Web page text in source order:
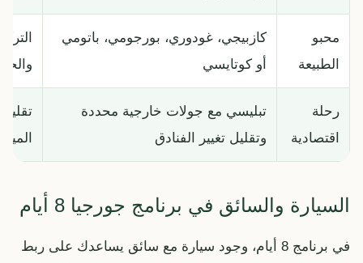
محبو
الطبيعة
كازبيجي، غودوري، بورجومي، باتومي
أو كوتايسي
رحلة
اقتصادية
تبليسي مع جولات خارجية محددة
وتقليل تغيير الفنادق
السيارة والسائق في برنامج جورجيا 8 أيام
في برنامج 8 أيام، وجود سيارة مع سائق يساعدك على ربط